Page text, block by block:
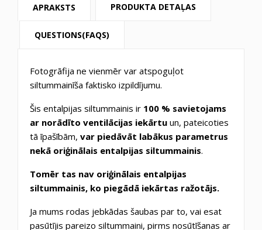
APRAKSTS PRODUKTA DETAĻAS
QUESTIONS(FAQS)
Fotogrāfija ne vienmēr var atspoguļot
siltummainīša faktisko izpildījumu.
Šis entalpijas siltummainis ir 100 % savietojams
ar norādīto ventilācijas iekārtu un, pateicoties
tā īpašībām, var piedāvāt labākus parametrus
nekā oriģinālais entalpijas siltummainis.
Tomēr tas nav oriģinālais entalpijas
siltummainis, ko piegādā iekārtas ražotājs.
Ja mums rodas jebkādas šaubas par to, vai esat
pasūtījis pareizo siltummaini, pirms nosūtīšanas ar